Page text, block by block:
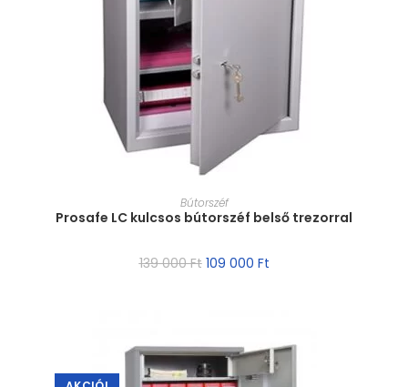
MÉRET VÁLASZTÁSA
Bútorszéf
Prosafe LC kulcsos bútorszéf belső trezorral
139 000Ft 109 000 Ft